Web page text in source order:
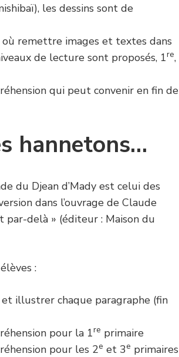
les dessins sont de
où remettre images et textes dans
de lecture sont proposés, 1re,
qui peut convenir en fin de
hannetons…
du Djean d’Mady est celui des
dans l’ouvrage de Claude
par-delà » (éditeur : Maison du
:
et illustrer chaque paragraphe (fin
pour la 1re primaire
pour les 2e et 3e primaires